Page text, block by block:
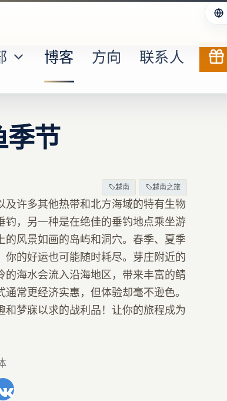
博客 方向 联系人
季节
越南 越南之旅
许多其他热带和北方海域的特有生物
，另一种是在绝佳的垂钓地点乘坐游
风景如画的岛屿和洞穴。春季、夏季
的好运也可能随时耗尽。芽庄附近的
海水会流入沿海地区，带来丰富的鲭
常更经济实惠，但体验却毫不逊色。
梦寐以求的战利品！让你的旅程成为